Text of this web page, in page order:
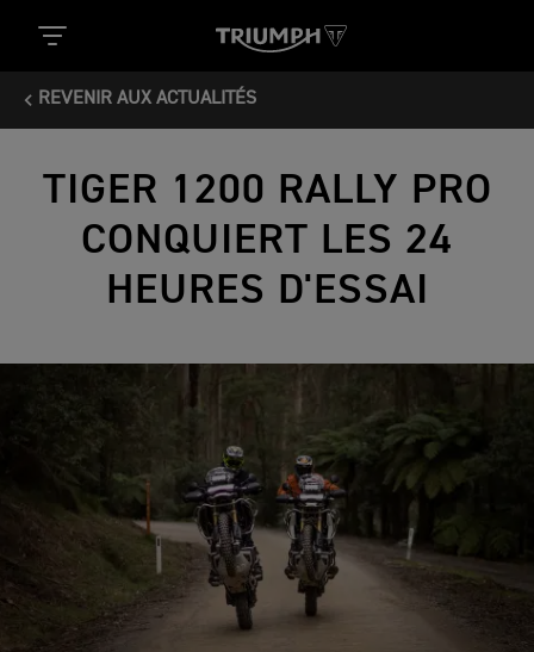
REVENIR AUX ACTUALITÉS
TIGER 1200 RALLY PRO
CONQUIERT LES 24
HEURES D'ESSAI